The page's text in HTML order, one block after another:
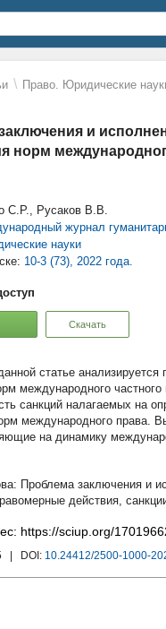
\ Право. Юридические
и
норм
С.Р., Русаков В.В.
журнал
науки
10-3 (73), 2022 года.
Скачать
статье
международного
санкций налагаемых на
международного права.
на динамику
Проблема заключения и
действия,
https://sciup.org/
| DOI: 10.24412/2500-1000-